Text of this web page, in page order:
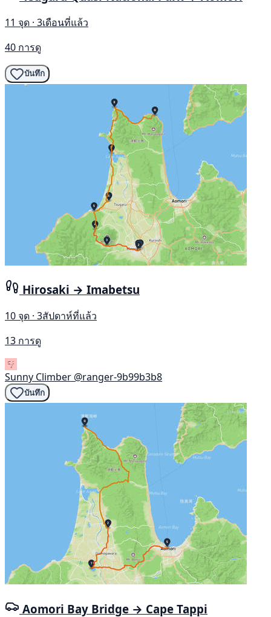
11 จุด · 3เดือนที่แล้ว
40 การดู
บันทึก
Hirosaki → Imabetsu
10 จุด · 3สัปดาห์ที่แล้ว
13 การดู
Sunny Climber @ranger-9b99b3b8
บันทึก
Aomori Bay Bridge → Cape Tappi